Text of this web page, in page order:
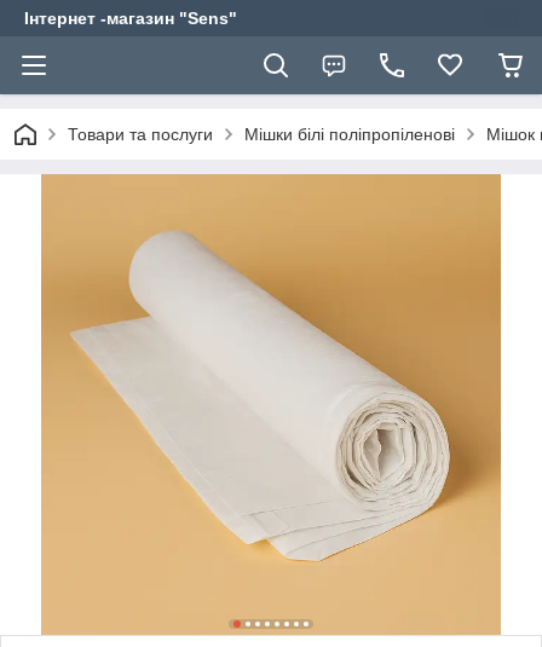
Інтернет -магазин "Sens"
Товари та послуги Мішки білі поліпропіленові Мішок